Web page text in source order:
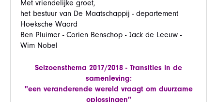
Met vriendelijke groet,
het bestuur van De Maatschappij - departement
Hoeksche Waard
Ben Pluimer - Corien Benschop - Jack de Leeuw -
Wim Nobel
Seizoensthema 2017/2018 - Transities in de
samenleving:
"een veranderende wereld vraagt om duurzame
oplossingen"